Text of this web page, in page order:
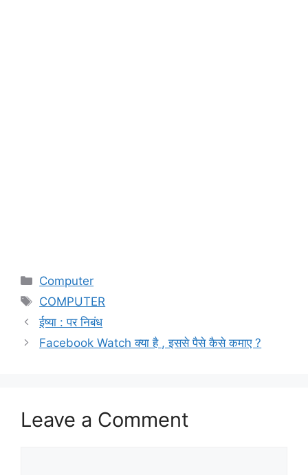
Categories
Computer
Tags
COMPUTER
ईष्या : पर निबंध
Facebook Watch क्या है , इससे पैसे कैसे कमाए ?
Leave a Comment